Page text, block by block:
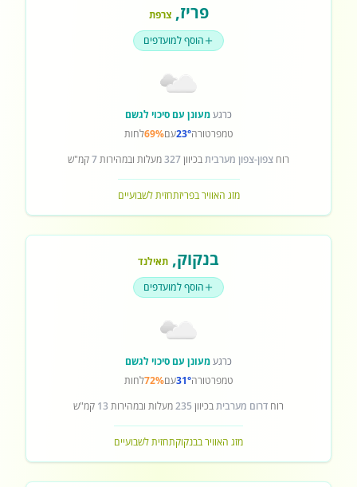
פריז,צרפת
הוסף למועדפים
כרגעמעונן עם סיכוי לגשם
טמפרטורה23°עם69%לחות
רוח צפון-צפון מערביתבכיוון327מעלות ובמהירות7קמ"ש
מזג האוויר בפריזתחזית לשבועיים
בנקוק, תאילנד
הוסף למועדפים
כרגעמעונן עם סיכוי לגשם
טמפרטורה31°עם72%לחות
רוח דרום מערביתבכיוון 235מעלות ובמהירות 13 קמ"ש
מזג האוויר בבנקוקתחזית לשבועיים